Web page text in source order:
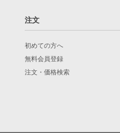
注文
初めての方へ
無料会員登録
注文・価格検索